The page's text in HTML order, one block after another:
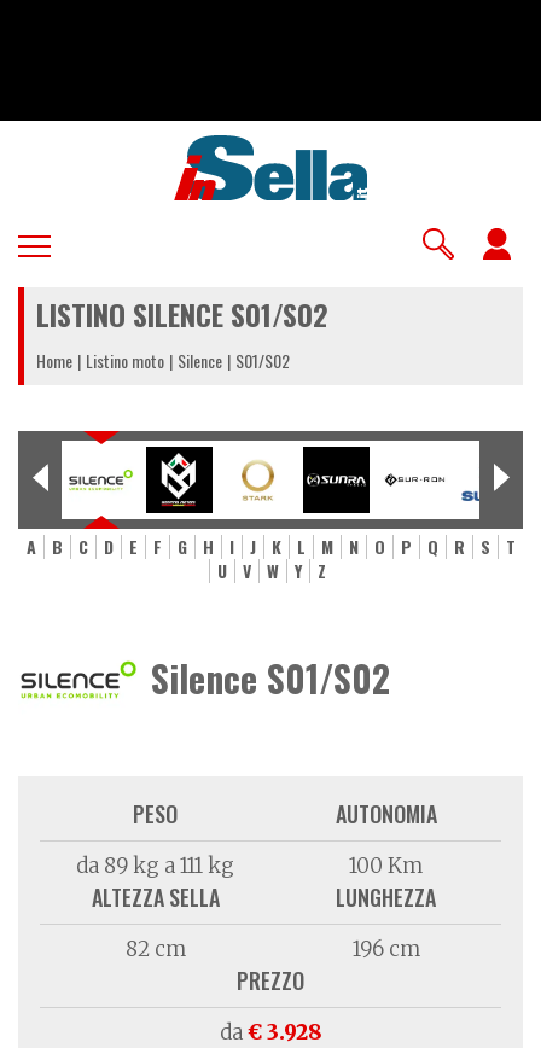
LISTINO SILENCE S01/S02
Home Listino moto Silence S01/S02
A B C D E F G H I J K L M N O P Q R S
T
U
V W Y Z
Silence S01/S02
PESO
da 89 kg a 111 kg
AUTONOMIA
100 Km
ALTEZZA SELLA
82 cm
LUNGHEZZA
196 cm
PREZZO
da€ 3.928